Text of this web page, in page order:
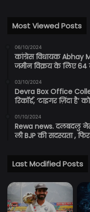
Most Viewed Posts
06/10/2024
कांग्रेस विधायक Abhay
जमीन विक्रय के लिए 64
03/10/2024
Devra Box Office
रिकॉर्ड, ‘टाइगर ज़िंदा है’
01/10/2024
Rewa news. दलबदलु
ली BJP की सदस्यता ,
Last Modified Posts